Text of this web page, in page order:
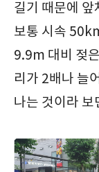
길기 때문에
보통 시속
9.9m 대비 젖
리가 2배나 늘
나는 것이라 보